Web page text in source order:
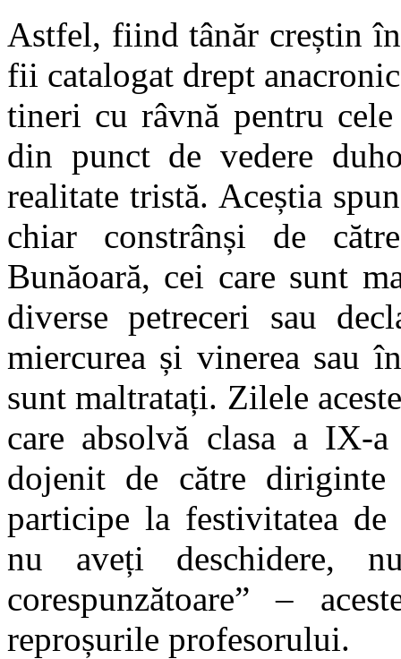
Astfel, fiind tânăr creștin
fii catalogat drept
tineri cu râvnă pentru
din punct de vedere
realitate tristă. Aceștia
chiar constrânși de
Bunăoară, cei care sunt
diverse petreceri sau
miercurea și vinerea sau
sunt maltratați. Zilele
care absolvă clasa a
dojenit de către
participe la festivitatea
nu aveți deschidere,
corespunzătoare” –
reproșurile profesorului.